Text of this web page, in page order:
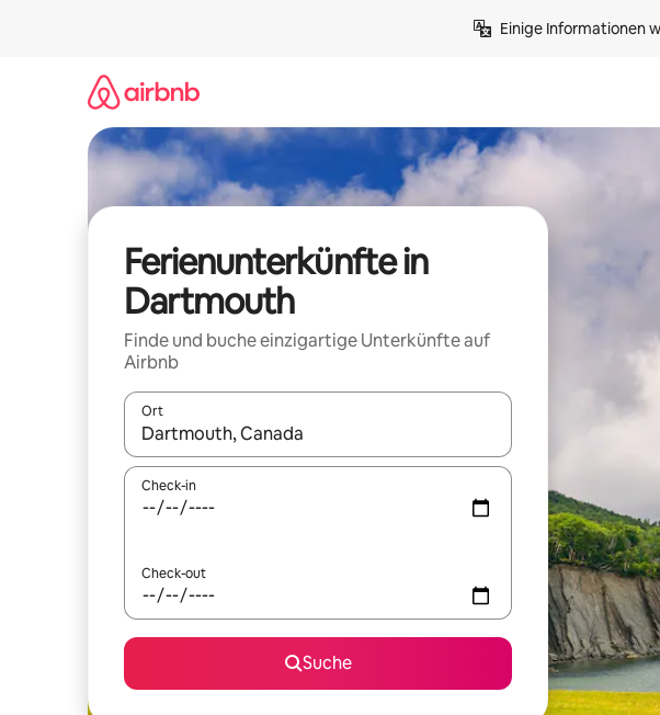
Einige Informationen
Ferienunterkünfte in
Dartmouth
Finde und buche einzigartige Unterkünfte auf
Airbnb
Ort
Wenn Ergebnisse verfügbar sind, navigiere mit den Pfeiltasten nach
Check-in
Check-out
Suche